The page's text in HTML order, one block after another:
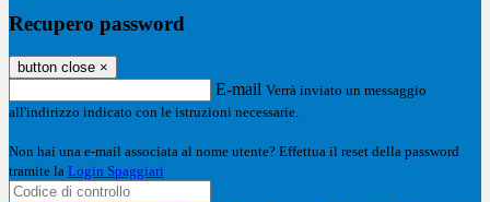
Recupero password
button close ×
E-mail Verrà inviato un messaggio
all'indirizzo indicato con le istruzioni necessarie.
Non hai una e-mail associata al nome utente? Effettua il reset della password
tramite la Login Spaggiari